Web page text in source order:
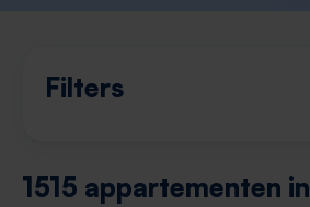
Filters
1515 appartementen in